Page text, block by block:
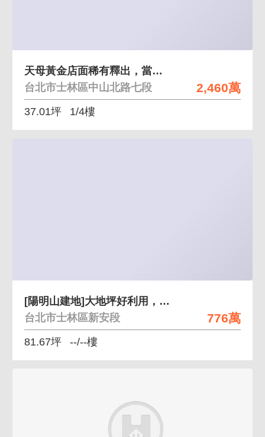
2,460萬
天母黃金店面稀有釋出，當金房東，投資自用兩皆宜
台北市士林區中山北路七段
37.01坪 1/4樓
776萬
[陽明山建地]大地坪好利用，低總價，未來增值性高
台北市士林區新安段
81.67坪 --/--樓